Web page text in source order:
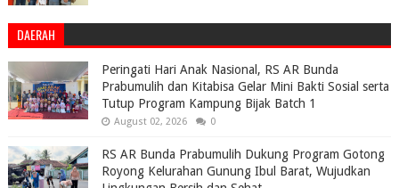
DAERAH
Peringati Hari Anak Nasional, RS AR Bunda
Prabumulih dan Kitabisa Gelar Mini Bakti Sosial serta
Tutup Program Kampung Bijak Batch 1
August 02, 2026 0
RS AR Bunda Prabumulih Dukung Program Gotong
Royong Kelurahan Gunung Ibul Barat, Wujudkan